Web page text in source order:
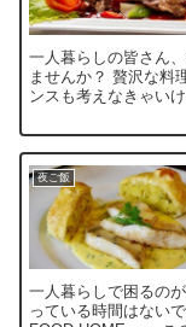
一人暮らしの皆さん
ませんか？ 贅沢な料
ンスも考えなきゃい
夜ご飯
一人暮らしで困るの
っている時間はない